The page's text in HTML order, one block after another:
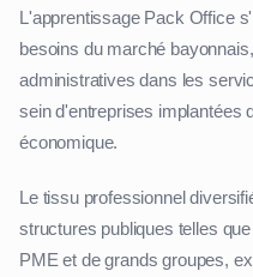
L'apprentissage Pack Office
besoins du marché
administratives dans les
sein d'entreprises implantées
économique.
Le tissu professionnel
structures publiques telles
PME et de grands groupes,